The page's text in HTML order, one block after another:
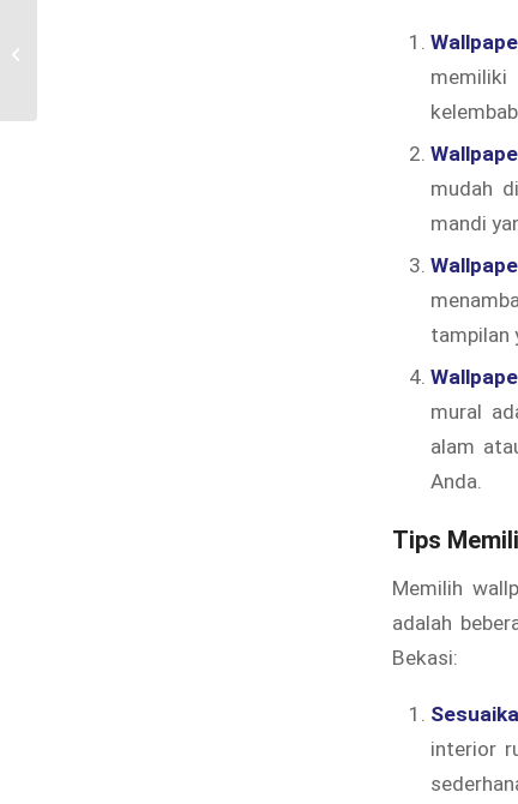
mudah
mandi
tampilan
mural
alam
Anda.
Tips
Memilih
adalah
Bekasi:
interior